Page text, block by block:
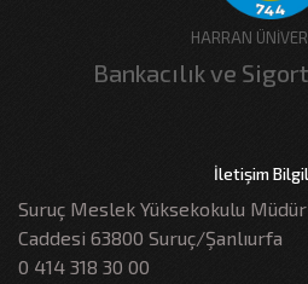
HARRAN
Bankacılık ve
İletişim
Suruç Meslek Yüksekokulu
Caddesi 63800 Suruç/Şanlıurfa
0 414 318 30 00